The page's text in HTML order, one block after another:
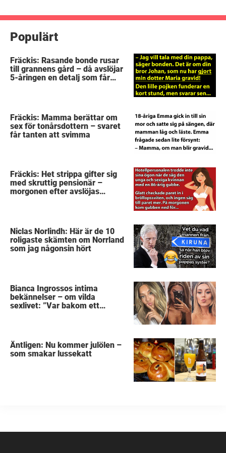
Populärt
Fräckis: Rasande bonde rusar
till grannens gård – då avslöjar
5-åringen en detalj som får
Fräckis: Mamma berättar om
sex för tonårsdottern – svaret
får tanten att svimma
Fräckis: Het strippa gifter sig
med skruttig pensionär –
morgonen efter avslöjas
Niclas Norlindh: Här är de 10
roligaste skämten om Norrland
som jag någonsin hört
Bianca Ingrossos intima
bekännelser – om vilda
sexlivet: ”Var bakom ett
Äntligen: Nu kommer julölen –
som smakar lussekatt